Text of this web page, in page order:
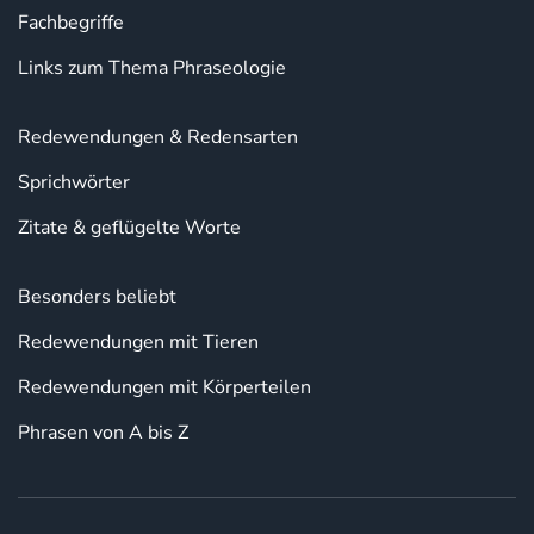
Fachbegriffe
Links zum Thema Phraseologie
Redewendungen & Redensarten
Sprichwörter
Zitate & geflügelte Worte
Besonders beliebt
Redewendungen mit Tieren
Redewendungen mit Körperteilen
Phrasen von A bis Z